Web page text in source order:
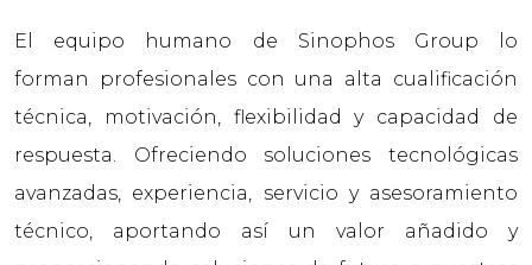
El equipo humano de Sinophos Group lo
forman profesionales con una alta cualificación
técnica, motivación, flexibilidad y capacidad de
respuesta. Ofreciendo soluciones tecnológicas
avanzadas, experiencia, servicio y asesoramiento
técnico, aportando así un valor añadido y